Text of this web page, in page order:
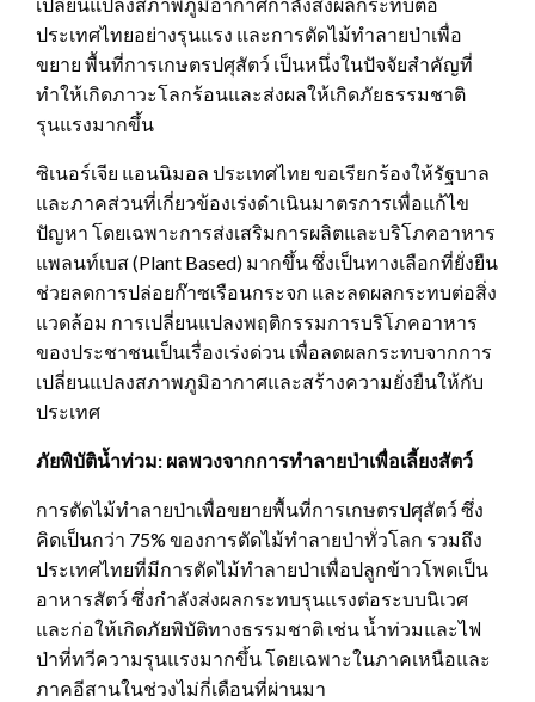
เปลี่ยนแปลงสภาพภูมิอากาศกำลังส่งผลกระทบต่อ
ประเทศไทยอย่างรุนแรง และการตัดไม้ทำลายป่าเพื่อ
ขยาย พื้นที่การเกษตรปศุสัตว์ เป็นหนึ่งในปัจจัยสำคัญที่
ทำให้เกิดภาวะโลกร้อนและส่งผลให้เกิดภัยธรรมชาติ
รุนแรงมากขึ้น
ซิเนอร์เจีย แอนนิมอล ประเทศไทย ขอเรียกร้องให้รัฐบาล
และภาคส่วนที่เกี่ยวข้องเร่งดำเนินมาตรการเพื่อแก้ไข
ปัญหา โดยเฉพาะการส่งเสริมการผลิตและบริโภคอาหาร
แพลนท์เบส (Plant Based) มากขึ้น ซึ่งเป็นทางเลือกที่ยั่งยืน
ช่วยลดการปล่อยก๊าซเรือนกระจก และลดผลกระทบต่อสิ่ง
แวดล้อม การเปลี่ยนแปลงพฤติกรรมการบริโภคอาหาร
ของประชาชนเป็นเรื่องเร่งด่วน เพื่อลดผลกระทบจากการ
เปลี่ยนแปลงสภาพภูมิอากาศและสร้างความยั่งยืนให้กับ
ประเทศ
ภัยพิบัติน้ำท่วม: ผลพวงจากการทำลายป่าเพื่อเลี้ยงสัตว์
การตัดไม้ทำลายป่าเพื่อขยายพื้นที่การเกษตรปศุสัตว์ ซึ่ง
คิดเป็นกว่า 75% ของการตัดไม้ทำลายป่าทั่วโลก รวมถึง
ประเทศไทยที่มีการตัดไม้ทำลายป่าเพื่อปลูกข้าวโพดเป็น
อาหารสัตว์ ซึ่งกำลังส่งผลกระทบรุนแรงต่อระบบนิเวศ
และก่อให้เกิดภัยพิบัติทางธรรมชาติ เช่น น้ำท่วมและไฟ
ป่าที่ทวีความรุนแรงมากขึ้น โดยเฉพาะในภาคเหนือและ
ภาคอีสานในช่วงไม่กี่เดือนที่ผ่านมา